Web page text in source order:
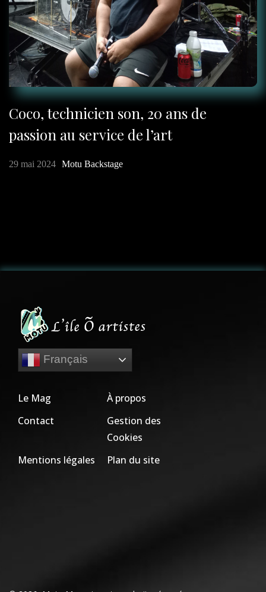
Coco, technicien son, 20 ans de
passion au service de l’art
29 mai 2024 Motu Backstage
Français
Le Mag
À propos
Contact
Gestion des
Cookies
Mentions légales
Plan du site